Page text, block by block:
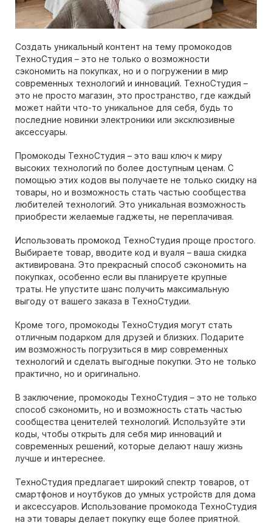
Создать уникальный контент на тему промокодов
ТехноСтудия – это не только о возможности
сэкономить на покупках, но и о погружении в мир
современных технологий и инноваций. ТехноСтудия –
это не просто магазин, это пространство, где каждый
может найти что-то уникальное для себя, будь то
последние новинки электроники или эксклюзивные
аксессуары.
Промокоды ТехноСтудия – это ваш ключ к миру
высоких технологий по более доступным ценам. С
помощью этих кодов вы получаете не только скидку на
товары, но и возможность стать частью сообщества
любителей технологий. Это уникальная возможность
приобрести желаемые гаджеты, не переплачивая.
Использовать промокод ТехноСтудия проще простого.
Выбираете товар, вводите код и вуаля – ваша скидка
активирована. Это прекрасный способ сэкономить на
покупках, особенно если вы планируете крупные
траты. Не упустите шанс получить максимальную
выгоду от вашего заказа в ТехноСтудии.
Кроме того, промокоды ТехноСтудия могут стать
отличным подарком для друзей и близких. Подарите
им возможность погрузиться в мир современных
технологий и сделать выгодные покупки. Это не только
практично, но и оригинально.
В заключение, промокоды ТехноСтудия – это не только
способ сэкономить, но и возможность стать частью
сообщества ценителей технологий. Используйте эти
коды, чтобы открыть для себя мир инноваций и
современных решений, которые делают нашу жизнь
лучше и интереснее.
ТехноСтудия предлагает широкий спектр товаров, от
смартфонов и ноутбуков до умных устройств для дома
и аксессуаров. Использование промокода ТехноСтудия
на эти товары делает покупку еще более приятной.